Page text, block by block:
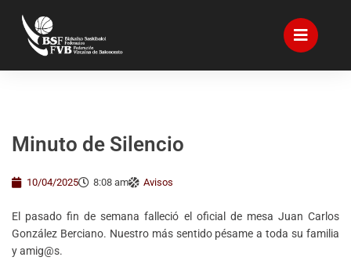
Minuto de Silencio
10/04/2025 8:08 am Avisos
El pasado fin de semana falleció el oficial de mesa Juan Carlos
González Berciano. Nuestro más sentido pésame a toda su familia
y amig@s.